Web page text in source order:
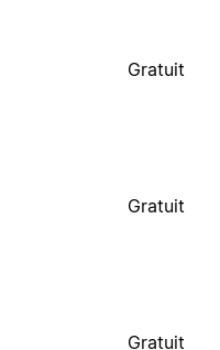
Gratuit
Gratuit
Gratuit